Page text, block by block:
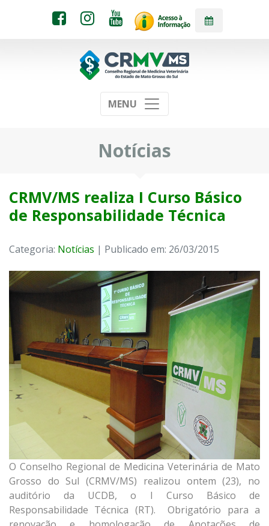
MENU
Notícias
CRMV/MS realiza I Curso Básico
de Responsabilidade Técnica
Categoria: Notícias | Publicado em: 26/03/2015
O Conselho Regional de Medicina Veterinária de Mato
Grosso do Sul (CRMV/MS) realizou ontem (23), no
auditório da UCDB, o I Curso Básico de
Responsabilidade Técnica (RT). Obrigatório para a